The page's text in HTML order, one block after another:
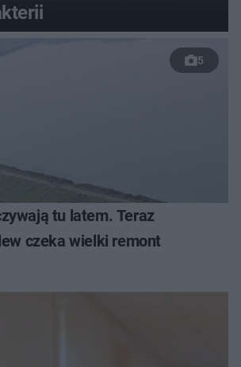
5
tu latem. Teraz
czeka wielki remont